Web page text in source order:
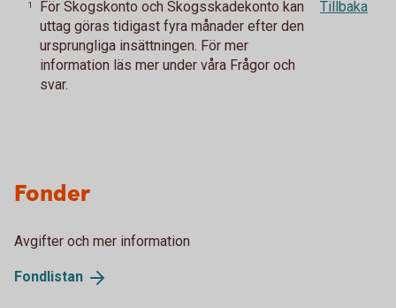
1
För Skogskonto och Skogsskadekonto kan
uttag göras tidigast fyra månader efter den
ursprungliga insättningen. För mer
information läs mer under våra Frågor och
svar.
Tillbaka
Fonder
Avgifter och mer information
Fondlistan